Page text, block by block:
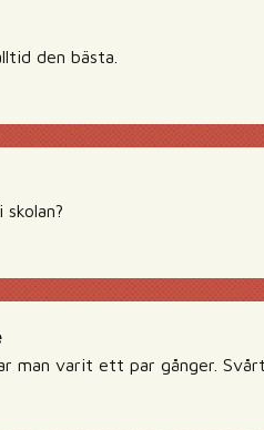
den bästa.
man varit ett par gånger.